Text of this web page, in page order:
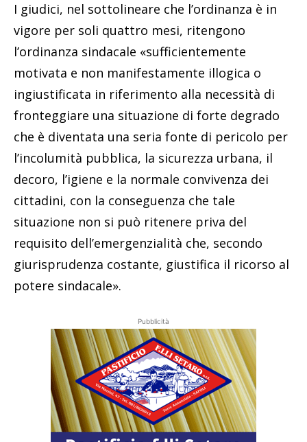
I giudici, nel sottolineare che l’ordinanza è in
vigore per soli quattro mesi, ritengono
l’ordinanza sindacale «sufficientemente
motivata e non manifestamente illogica o
ingiustificata in riferimento alla necessità di
fronteggiare una situazione di forte degrado
che è diventata una seria fonte di pericolo per
l’incolumità pubblica, la sicurezza urbana, il
decoro, l’igiene e la normale convivenza dei
cittadini, con la conseguenza che tale
situazione non si può ritenere priva del
requisito dell’emergenzialità che, secondo
giurisprudenza costante, giustifica il ricorso al
potere sindacale».
Pubblicità